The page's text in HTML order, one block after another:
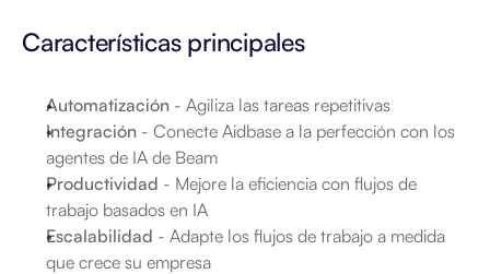
Características principales
Automatización - Agiliza las tareas repetitivas
Integración - Conecte Aidbase a la perfección con los
agentes de IA de Beam
Productividad - Mejore la eficiencia con flujos de
trabajo basados en IA
Escalabilidad - Adapte los flujos de trabajo a medida
que crece su empresa